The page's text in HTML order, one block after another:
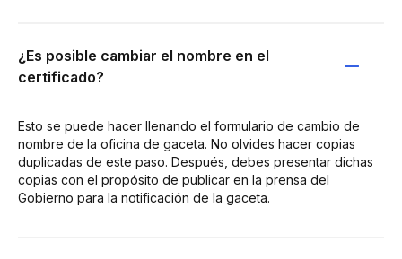
¿Es posible cambiar el nombre en el
certificado?
Esto se puede hacer llenando el formulario de cambio de
nombre de la oficina de gaceta. No olvides hacer copias
duplicadas de este paso. Después, debes presentar dichas
copias con el propósito de publicar en la prensa del
Gobierno para la notificación de la gaceta.